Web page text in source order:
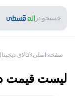
جستجو در
صفحه اصلی کالای
لیست قیمت